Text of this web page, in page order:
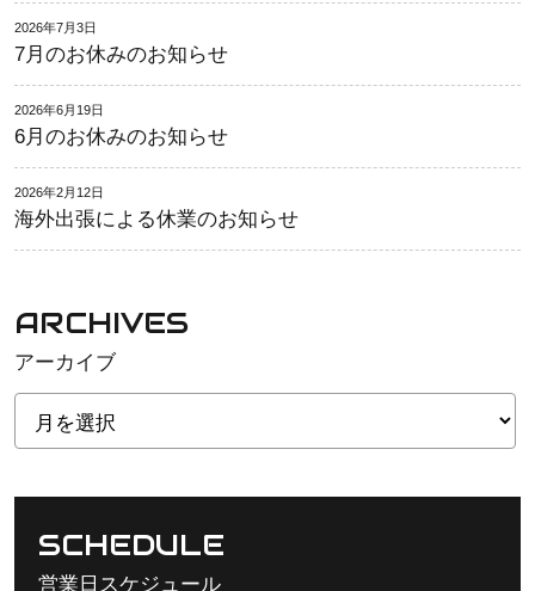
2026年7月3日
7月のお休みのお知らせ
2026年6月19日
6月のお休みのお知らせ
2026年2月12日
海外出張による休業のお知らせ
ARCHIVES
アーカイブ
SCHEDULE
営業日スケジュール